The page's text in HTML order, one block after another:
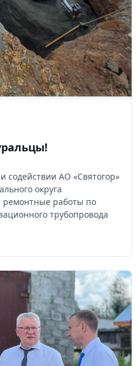
содействии АО «Святогор»
округа
ремонтные работы по
трубопровода